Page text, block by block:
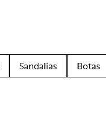
Sandalias Botas